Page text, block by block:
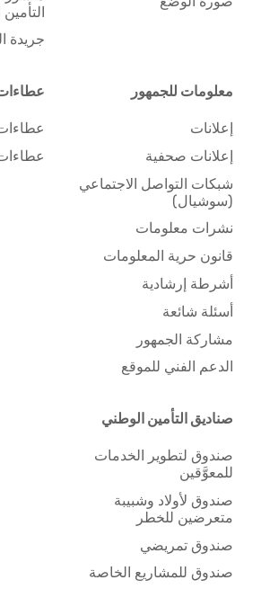
التأمين
جريدة
معلومات للجمهور
إعلانات
إعلانات صحفية
شبكات التواصل الاجتماعي
(سوشيال)
نشرات معلومات
قانون حرية المعلومات
أشرطة إرشادية
أسئلة شائعة
مشاركة الجمهور
الدعم الفني للموقع
عطاءات
عطاءات
عطاءات
صناديق التأمين الوطني
صندوق لتطوير الخدمات
للمعوَّقين
صندوق لأولاد وشبيبة
متعرضين للخطر
صندوق تمريضي
صندوق للمشاريع الخاصة